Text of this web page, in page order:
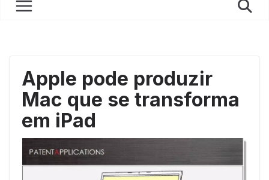
Apple pode produzir
Mac que se transforma
em iPad